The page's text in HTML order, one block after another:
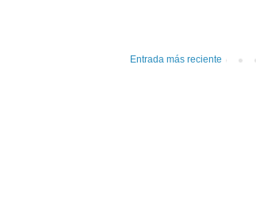
Entrada más reciente